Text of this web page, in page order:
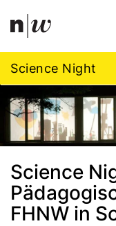
Navigation
Science Night
Science
FHNW in
Footer